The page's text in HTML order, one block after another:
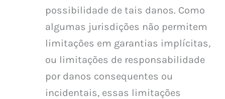
possibilidade de tais danos. Como
algumas jurisdições não permitem
limitações em garantias implícitas,
ou limitações de responsabilidade
por danos consequentes ou
incidentais, essas limitações